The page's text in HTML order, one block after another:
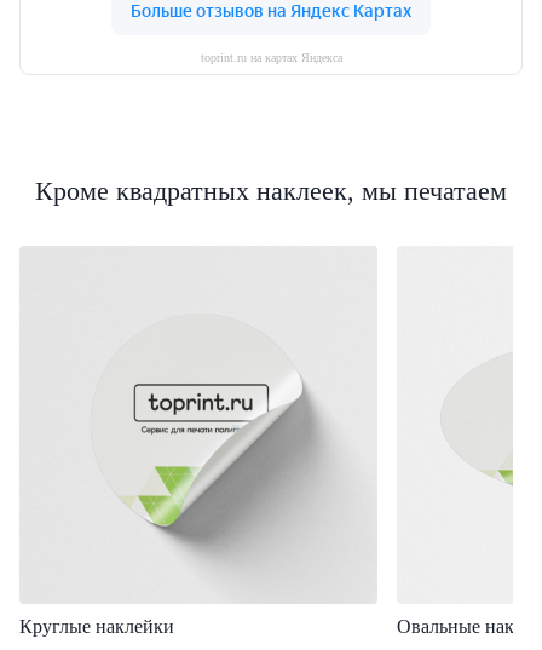
toprint.ru на картах Яндекса
Кроме квадратных наклеек, мы печатаем
Круглые наклейки
Овальные